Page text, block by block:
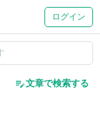
ログイン
edit_note文章で検索する